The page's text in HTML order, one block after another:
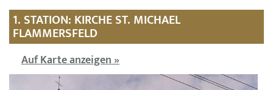
1. STATION: KIRCHE ST. MICHAEL
FLAMMERSFELD
Auf Karte anzeigen »